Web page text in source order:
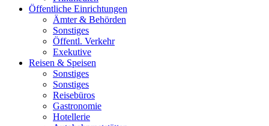
Öffentliche Einrichtungen
Ämter & Behörden
Sonstiges
Öffentl. Verkehr
Exekutive
Reisen & Speisen
Sonstiges
Sonstiges
Reisebüros
Gastronomie
Hotellerie